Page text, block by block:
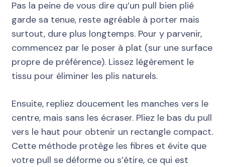
Pas la peine de vous dire qu’un pull bien plié
garde sa tenue, reste agréable à porter mais
surtout, dure plus longtemps. Pour y parvenir,
commencez par le poser à plat (sur une surface
propre de préférence). Lissez légèrement le
tissu pour éliminer les plis naturels.
Ensuite, repliez doucement les manches vers le
centre, mais sans les écraser. Pliez le bas du pull
vers le haut pour obtenir un rectangle compact.
Cette méthode protège les fibres et évite que
votre pull se déforme ou s’étire, ce qui est